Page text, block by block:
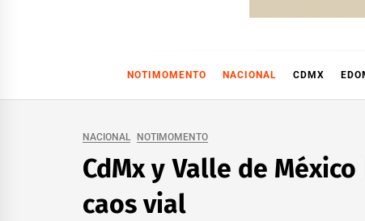
NOTIMOMENTO NACIONAL CDMX
NACIONAL NOTIMOMENTO
CdMx y Valle de
caos vial